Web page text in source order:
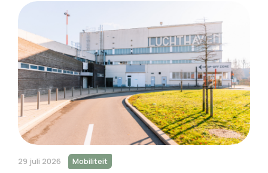
29 juli 2026 Mobiliteit